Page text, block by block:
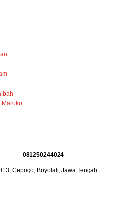
Maroko
: 081250244024
Cepogo, Boyolali, Jawa Tengah